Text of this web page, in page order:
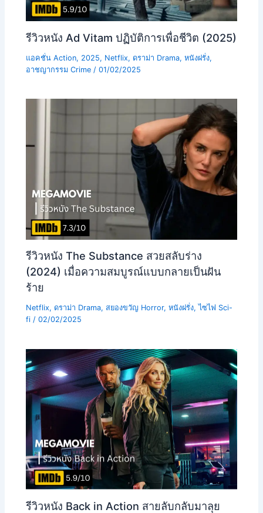
รีวิวหนัง Ad Vitam ปฏิบัติการเพื่อชีวิต (2025)
แอคชั่น Action, 2025, Netflix,ดราม่า Drama,หนังฝรั่ง,
อาชญากรรม Crime /01/02/2025
รีวิวหนัง The Substance สวยสลับร่าง
(2024) เมื่อความสมบูรณ์แบบกลายเป็นฝัน
ร้าย
Netflix,ดราม่า Drama,สยองขวัญ Horror,หนังฝรั่ง,ไซไฟ Sci-
fi /02/02/2025
รีวิวหนัง Back in Action สายลับกลับมาลุย